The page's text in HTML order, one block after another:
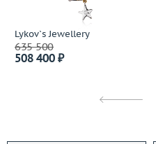
Lykov`s Jewellery
635 500
508 400 ₽